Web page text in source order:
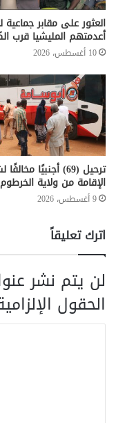
العثور على مقابر جماعية
أعدمتهم المليشيا قرب
10 أغسطس، 2026
ترحيل (69) أجنبيًا
الإقامة من ولاية الخرطوم
9 أغسطس، 2026
اترك تعليقاً
لن يتم نشر
الحقول